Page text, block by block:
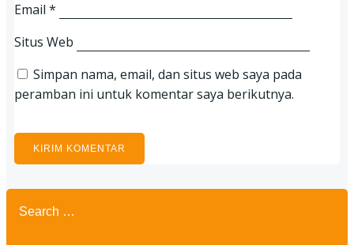
Email *
Situs Web
Simpan nama, email, dan situs web saya pada
peramban ini untuk komentar saya berikutnya.
Search
for: